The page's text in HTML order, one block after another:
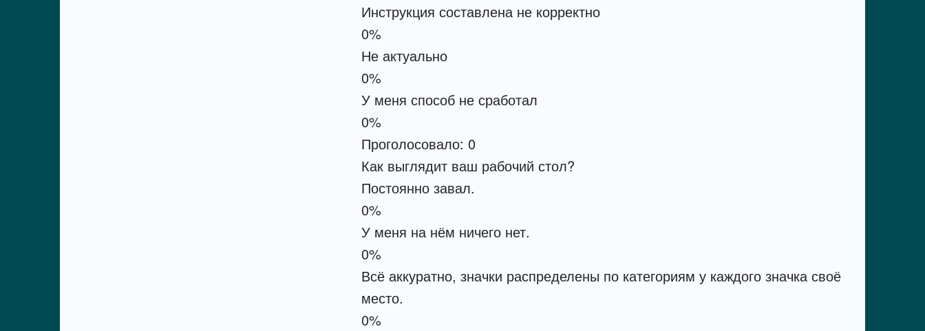
Инструкция составлена не корректно
0%
Не актуально
0%
У меня способ не сработал
0%
Проголосовало: 0
Как выглядит ваш рабочий стол?
Постоянно завал.
0%
У меня на нём ничего нет.
0%
Всё аккуратно, значки распределены по категориям у каждого значка своё
место.
0%